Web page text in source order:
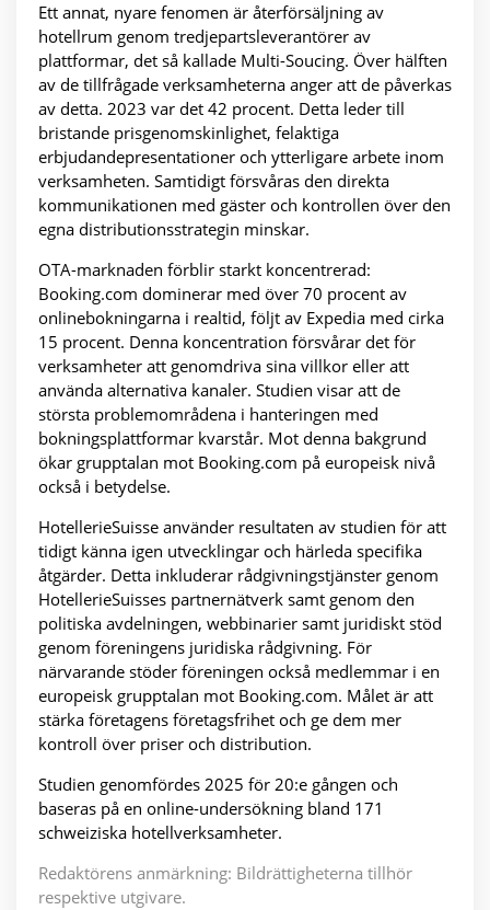
Ett annat, nyare fenomen är återförsäljning av
hotellrum genom tredjepartsleverantörer av
plattformar, det så kallade Multi-Soucing. Över hälften
av de tillfrågade verksamheterna anger att de påverkas
av detta. 2023 var det 42 procent. Detta leder till
bristande prisgenomskinlighet, felaktiga
erbjudandepresentationer och ytterligare arbete inom
verksamheten. Samtidigt försvåras den direkta
kommunikationen med gäster och kontrollen över den
egna distributionsstrategin minskar.
OTA-marknaden förblir starkt koncentrerad:
Booking.com dominerar med över 70 procent av
onlinebokningarna i realtid, följt av Expedia med cirka
15 procent. Denna koncentration försvårar det för
verksamheter att genomdriva sina villkor eller att
använda alternativa kanaler. Studien visar att de
största problemområdena i hanteringen med
bokningsplattformar kvarstår. Mot denna bakgrund
ökar grupptalan mot Booking.com på europeisk nivå
också i betydelse.
HotellerieSuisse använder resultaten av studien för att
tidigt känna igen utvecklingar och härleda specifika
åtgärder. Detta inkluderar rådgivningstjänster genom
HotellerieSuisses partnernätverk samt genom den
politiska avdelningen, webbinarier samt juridiskt stöd
genom föreningens juridiska rådgivning. För
närvarande stöder föreningen också medlemmar i en
europeisk grupptalan mot Booking.com. Målet är att
stärka företagens företagsfrihet och ge dem mer
kontroll över priser och distribution.
Studien genomfördes 2025 för 20:e gången och
baseras på en online-undersökning bland 171
schweiziska hotellverksamheter.
Redaktörens anmärkning: Bildrättigheterna tillhör
respektive utgivare.